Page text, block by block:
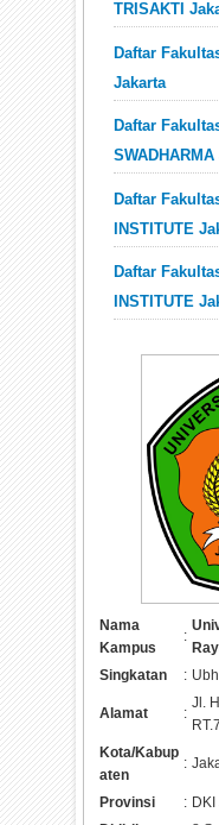
TRISAKTI
Daftar
Jakarta
Daftar
Daftar
INSTITUTE
Daftar
INSTITUTE
Nama
Kampus
:
Singkatan
:
Alamat :
Jl.
Kota/Kabup
aten
:
Provinsi :